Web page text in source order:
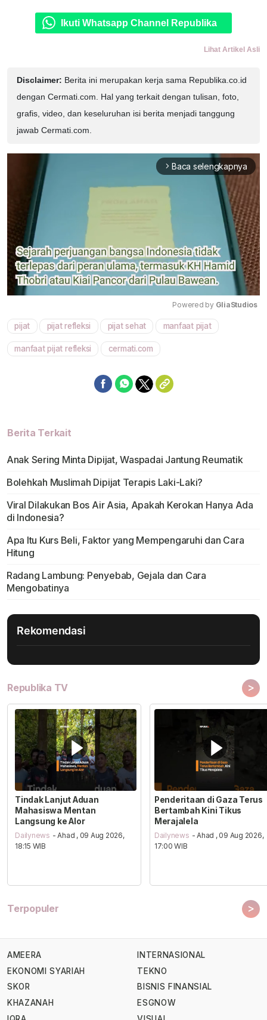
Ikuti Whatsapp Channel Republika
Lihat Artikel Asli
Disclaimer: Berita ini merupakan kerja sama Republika.co.id
dengan Cermati.com. Hal yang terkait dengan tulisan, foto,
grafis, video, dan keseluruhan isi berita menjadi tanggung
jawab Cermati.com.
arrow_forward_ios Baca selengkapnya
Mute
Powered by GliaStudios
pijat pijat refleksi pijat sehat manfaat pijat
manfaat pijat refleksi cermati.com
Berita Terkait
Anak Sering Minta Dipijat, Waspadai Jantung Reumatik
Bolehkah Muslimah Dipijat Terapis Laki-Laki?
Viral Dilakukan Bos Air Asia, Apakah Kerokan Hanya Ada
di Indonesia?
Apa Itu Kurs Beli, Faktor yang Mempengaruhi dan Cara
Hitung
Radang Lambung: Penyebab, Gejala dan Cara
Mengobatinya
Rekomendasi
Republika TV >
Tindak Lanjut Aduan
Mahasiswa Mentan
Langsung ke Alor
Dailynews - Ahad , 09 Aug 2026,
18:15 WIB
Penderitaan di Gaza Terus
Bertambah Kini Tikus
Merajalela
Dailynews - Ahad , 09 Aug 2026,
17:00 WIB
Terpopuler >
AMEERA
EKONOMI SYARIAH
SKOR
KHAZANAH
INTERNASIONAL
TEKNO
BISNIS FINANSIAL
ESGNOW